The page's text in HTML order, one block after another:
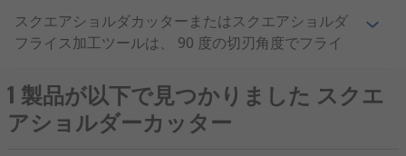
スクエアショルダカッターまたはスクエアショルダ
フライス加工ツールは、 90 度の切刃角度でフライ
多くのフライス加工タイプに向けての汎用ソリュー
ションで、例えば、エッジの輪郭抽出、 トロイダル
ヘリカルまたは円弧補間ミリング、 コピーミリン
1 製品が以下で見つかりました スクエ
アショルダーカッター